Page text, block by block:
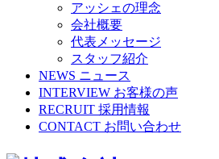
アッシェの理念
会社概要
代表メッセージ
スタッフ紹介
NEWS ニュース
INTERVIEW お客様の声
RECRUIT 採用情報
CONTACT お問い合わせ